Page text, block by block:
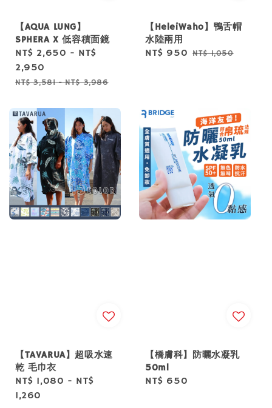
【AQUA LUNG】
SPHERA X 低容積面鏡
Sale
price
NT$ 2,650 - NT$
2,950
Regular
NT$ 3,581-NT$ 3,986
【HeleiWaho】鴨舌帽
水陸兩用
Sale
NT$ 950 Regular
NT$ 1,050
【TAVARUA】超吸水速
乾 毛巾衣
Regular
price
NT$ 1,080 - NT$
1,260
【橋膚科】防曬水凝乳
50ml
Regular
NT$ 650